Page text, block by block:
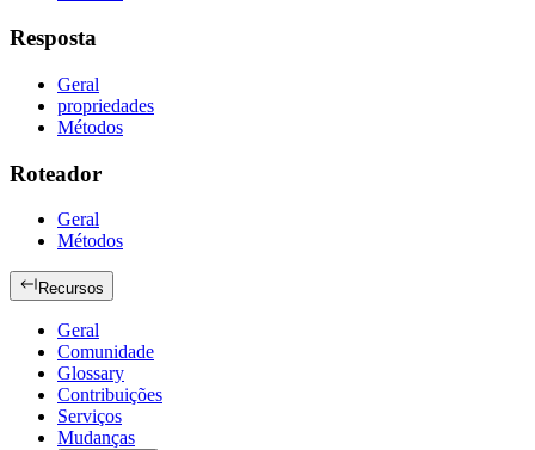
Resposta
Geral
propriedades
Métodos
Roteador
Geral
Métodos
Recursos
Geral
Comunidade
Glossary
Contribuições
Serviços
Mudanças